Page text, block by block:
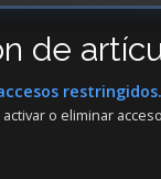
de
restringidos.
o eliminar